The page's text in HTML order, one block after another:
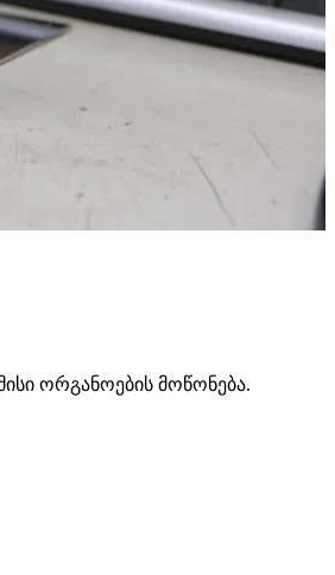
ორგანოების მოწონება.